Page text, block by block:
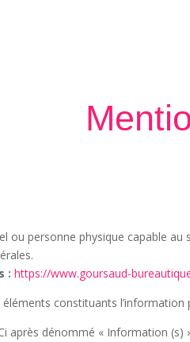
ou personne physique capable au
: https://www.goursaud-
éléments constituants
après dénommé « Information (s)